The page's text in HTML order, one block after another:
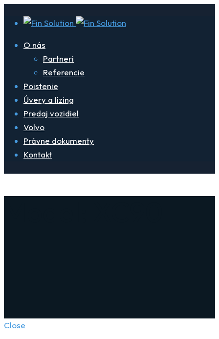
O nás
Partneri
Referencie
Poistenie
Úvery a lízing
Predaj vozidiel
Volvo
Právne dokumenty
Kontakt
Close